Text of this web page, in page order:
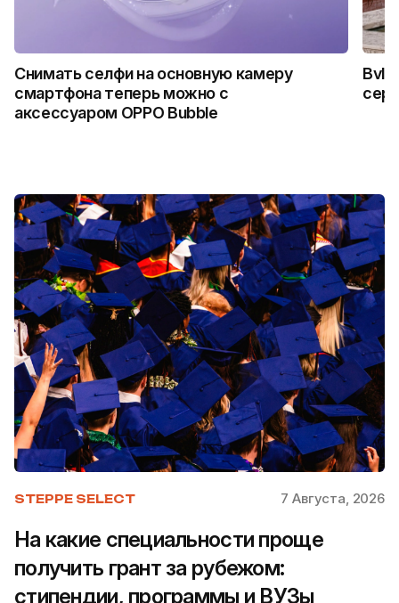
Снимать селфи на основную камеру
смартфона теперь можно с
аксессуаром OPPO Bubble
STEPPE SELECT 7 Августа, 2026
На какие специальности проще
получить грант за рубежом:
стипендии, программы и ВУЗы